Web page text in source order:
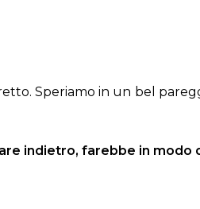
Speriamo in un bel
indietro, farebbe in modo